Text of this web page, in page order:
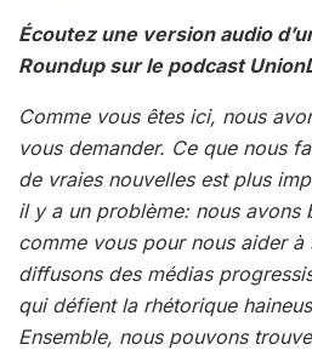
Écoutez une version audio
Roundup sur le podcast
Comme vous êtes ici, nous
vous demander. Ce que nous
de vraies nouvelles est plus
il y a un problème: nous avons
comme vous pour nous aider à
diffusons des médias
qui défient la rhétorique
Ensemble, nous pouvons